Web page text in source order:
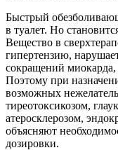
Быстрый
в туалет. Но
Вещество в
гипертензию,
сокращений миокарда,
Поэтому при
возможных
тиреотоксикозом,
атеросклерозом,
объясняют
дозировки.